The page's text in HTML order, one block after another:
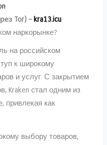
Tor) – kra13.icu
наркорынке?
на российском
к широкому
и услуг. С закрытием
Kraken стал одним из
привлекая как
выбору товаров,